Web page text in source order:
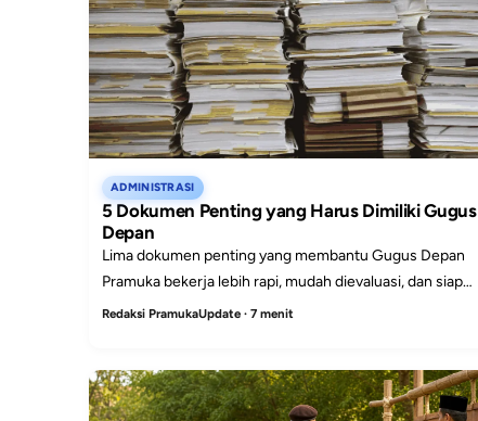
ADMINISTRASI
5 Dokumen Penting yang Harus Dimiliki Gugus
Depan
Lima dokumen penting yang membantu Gugus Depan
Pramuka bekerja lebih rapi, mudah dievaluasi, dan siap
menghadapi kebutuhan administrasi sekolah.
Redaksi PramukaUpdate · 7 menit